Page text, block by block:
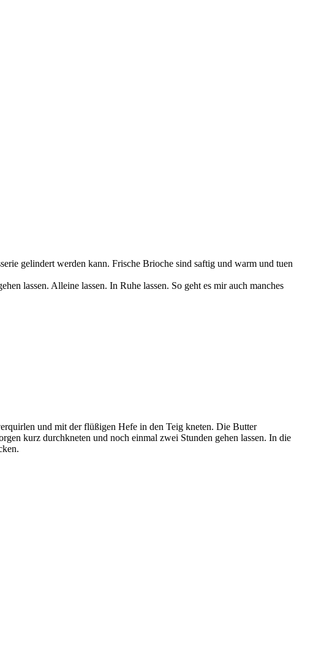
gelindert werden kann. Frische Brioche sind saftig und warm und tuen
lassen. Alleine lassen. In Ruhe lassen. So geht es mir auch manches
und mit der flüßigen Hefe in den Teig kneten. Die Butter
kurz durchkneten und noch einmal zwei Stunden gehen lassen. In die